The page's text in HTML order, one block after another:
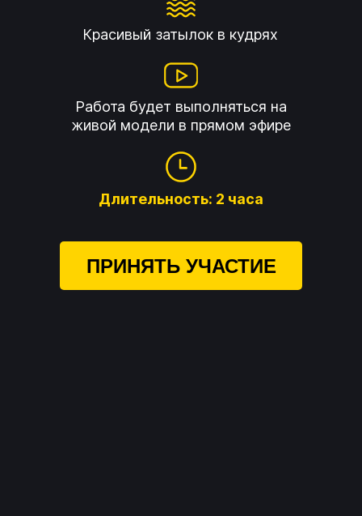
ПРИНЯТЬ УЧАСТИЕ
Длительность: 2 часа
Работа будет выполняться на
живой модели в прямом эфире
Красивый затылок в кудрях